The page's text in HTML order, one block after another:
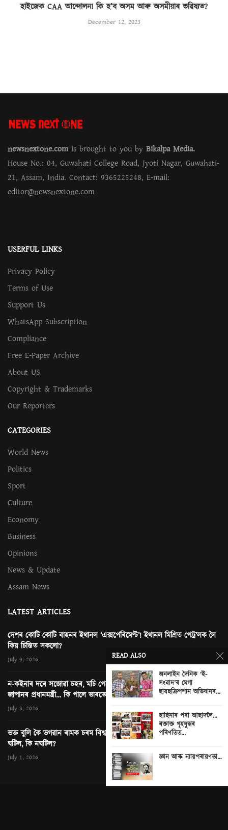
হাইজেক CAA আন্দোলন! কি হ’ব অসম আৰু অসমীয়াৰ ভৱিষ্যত?
December 12, 2023
newsnextone.com is brought to you by Bikalpa Media.
House No.: 04, Guwahati College Road, Jyoti Nagar, Guwahati-
21, Assam, India. Contact: 9365225248, E-mail:
editor@newsnextone.com
USERFUL LINKS
Privacy Policy
Terms of Use
Support Us
WhatsApp Subscription
Compliance
Free E-Paper Archive
About US
Copyright & Trademarks
Our Reporters
CATEGORIES
World News
Politics
Sport
Culture
Economy
Business
Opinions
News & Update
Assam News
LATEST ARTICLES
দেশৰ কোটি কোটি বাহনৰ ইথানল ‘এক্সপেৰিমেণ্ট’! ইথানল মিশ্ৰিত পেট্ৰ’লক লৈ
কিয় চিন্তিত সকলো?
July 9, 2026
ন-কইনাৰ দৰে সজোৱা চহৰ, মচি পেলোৱা এখন ছবি আৰু নতুন দিল্লীত
জাপানৰ প্ৰধানমন্ত্ৰী… কি পালে ভাৰতে?
July 3, 2026
ভক্ত বুলি কৈ ভগৱান ৰামক চৰম বিশ্বাসঘাটকতা! অযোধ্যাৰ ৰাম মন্দিৰত কি
ঘটিল, কি নঘটিল?
July 1, 2026
READ ALSO
অনলাইন দৈনিক ‘ই-
সংবাদ’ৰ মেগা
ছাবছক্ৰিপশ্যন অভিযানৰ...
হাছিনাৰ পৰা আছাদলৈ…
ৰক্তাক্ত গৃহযুদ্ধৰ
পৰিণতিত...
জ্ঞান আৰু ন্যায়পৰায়ণতা…